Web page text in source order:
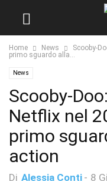
Home News
Scooby-
primo sguardo alla...
News
Scooby-
Netflix nel
primo
action
Di Alessia Conti - 8